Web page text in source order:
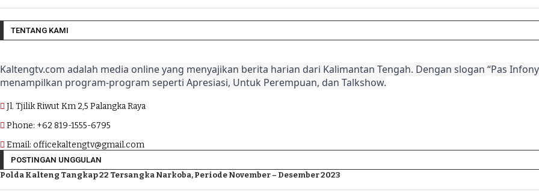
TENTANG KAMI
Kaltengtv.com adalah media online yang menyajikan berita harian dari Kalimantan Tengah. Dengan slogan “Pas
menampilkan program-program seperti Apresiasi, Untuk Perempuan, dan Talkshow.
Jl. Tjilik Riwut Km 2,5 Palangka Raya
Phone: +62 819-1555-6795
Email: officekaltengtv@gmail.com
POSTINGAN UNGGULAN
Polda Kalteng Tangkap 22 Tersangka Narkoba, Periode November – Desember 2023